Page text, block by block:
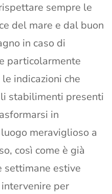
sempre le
del mare e dal buon
in caso di
particolarmente
indicazioni che
stabilimenti presenti
in
meraviglioso a
così come è già
settimane estive
per